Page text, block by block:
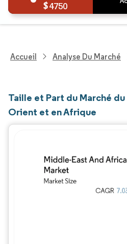
4750
Accueil Analyse Du Marché
Taille et Part du Marché du
Orient et en Afrique